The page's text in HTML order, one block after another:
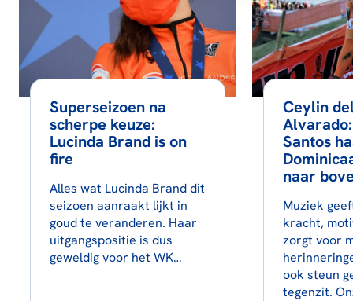
Superseizoen na
scherpe keuze:
Lucinda Brand is on
fire
Alles wat Lucinda Brand dit
seizoen aanraakt lijkt in
goud te veranderen. Haar
uitgangspositie is dus
geweldig voor het WK…
Ceylin
Santos
naar
Muziek
kracht,
zorgt voor
ook steun
tegenzit.